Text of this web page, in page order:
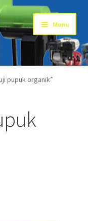
Menu
pupuk organik”